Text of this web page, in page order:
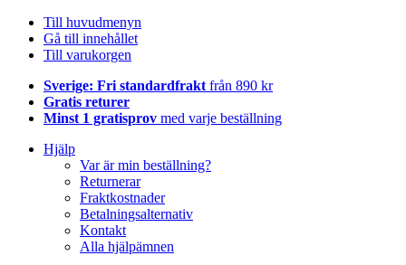
Till huvudmenyn
Gå till innehållet
Till varukorgen
Sverige: Fri standardfrakt från 890 kr
Gratis returer
Minst 1 gratisprov med varje beställning
Hjälp
Var är min beställning?
Returnerar
Fraktkostnader
Betalningsalternativ
Kontakt
Alla hjälpämnen